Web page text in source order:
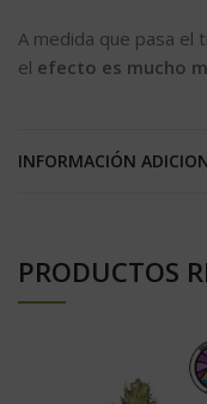
A medida que pasa el
el efecto es mucho
INFORMACIÓN
PRODUCTOS